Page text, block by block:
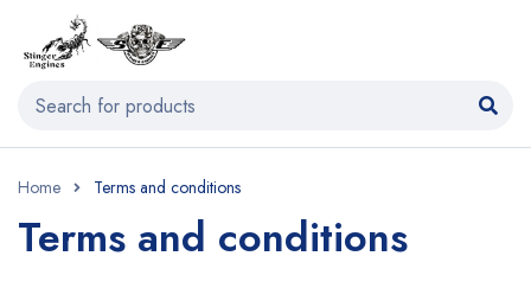
Home Terms and conditions
Terms and conditions